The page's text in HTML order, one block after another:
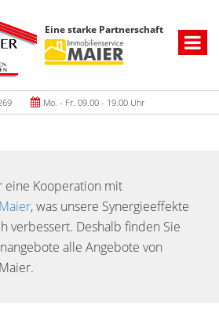
Eine starke Partnerschaft
Mo. - Fr. 09.00 - 19.00 Uhr
eine Kooperation mit
, was unsere Synergieeffekte
verbessert. Deshalb finden Sie
alle Angebote von